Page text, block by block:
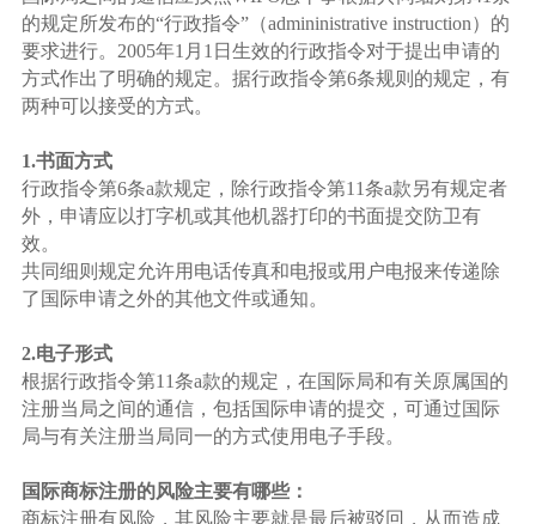
的规定所发布的“行政指令”（admininistrative instruction）的
要求进行。2005年1月1日生效的行政指令对于提出申请的
方式作出了明确的规定。据行政指令第6条规则的规定，有
两种可以接受的方式。
1.书面方式
行政指令第6条a款规定，除行政指令第11条a款另有规定者
外，申请应以打字机或其他机器打印的书面提交防卫有
效。
共同细则规定允许用电话传真和电报或用户电报来传递除
了国际申请之外的其他文件或通知。
2.电子形式
根据行政指令第11条a款的规定，在国际局和有关原属国的
注册当局之间的通信，包括国际申请的提交，可通过国际
局与有关注册当局同一的方式使用电子手段。
国际商标注册的风险主要有哪些：
商标注册有风险，其风险主要就是最后被驳回，从而造成